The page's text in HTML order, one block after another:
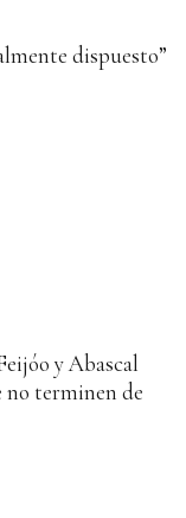
dispuesto”
y Abascal
no terminen de